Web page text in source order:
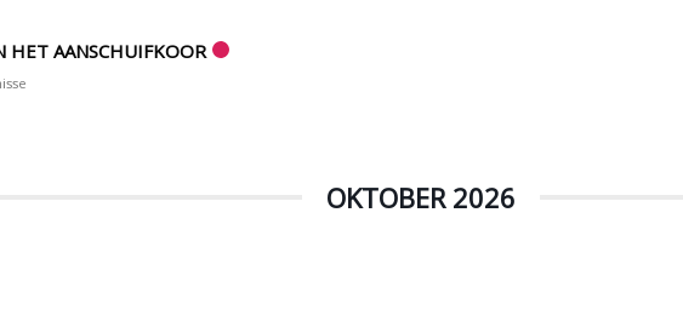
HET AANSCHUIFKOOR
OKTOBER 2026